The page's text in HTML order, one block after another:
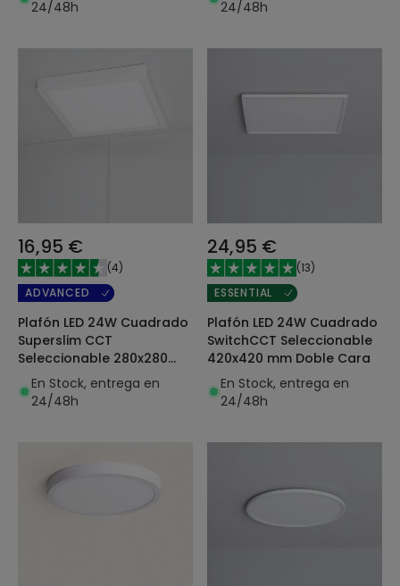
24/48h 24/48h
16,95 €
(4)
ADVANCED
Plafón LED 24W Cuadrado
Superslim CCT
Seleccionable 280x280
mmEn Stock, entrega en
24/48h
24,95 €
(13)
ESSENTIAL
Plafón LED 24W Cuadrado
SwitchCCT Seleccionable
420x420 mm Doble Cara
En Stock, entrega en
24/48h